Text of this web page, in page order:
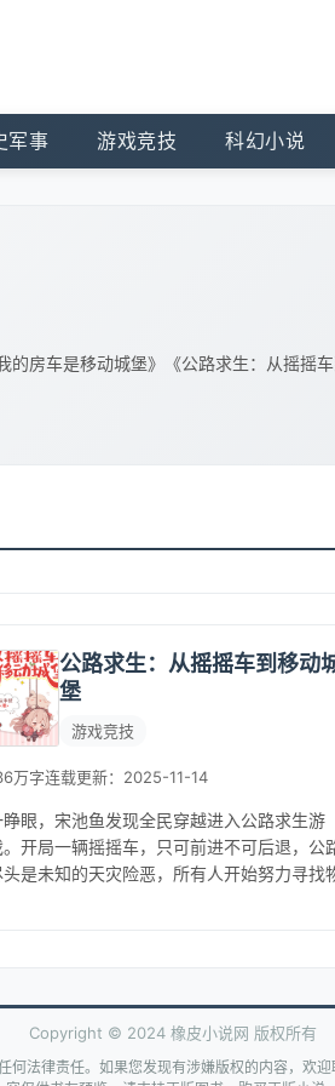
军事 游戏竞技 科幻小说
房车是移动城堡》《公路求生：从摇摇
公路求生：从摇摇车到移动
堡
游戏竞技
万字连载更新：2025-11-14
睁眼，宋池鱼发现全民穿越进入公路求生游
。开局一辆摇摇车，只可前进不可后退，公
头是未知的天灾险恶，所有人开始努力寻找
Copyright © 2024 橡皮小说网 版权所有
何法律责任。如果您发现有涉嫌版权的内容，欢